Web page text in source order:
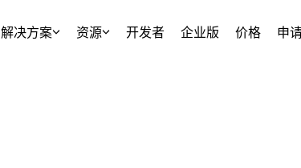
解决方案 资源 开发者 企业版 价格 申